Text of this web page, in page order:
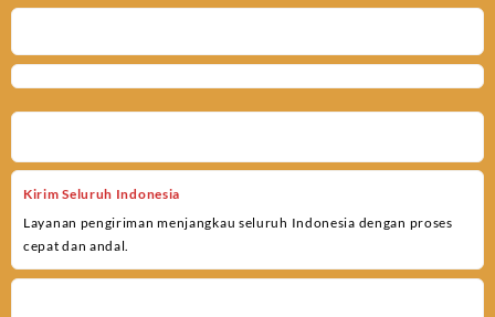
Kirim Seluruh Indonesia
Layanan pengiriman menjangkau seluruh Indonesia dengan proses
cepat dan andal.